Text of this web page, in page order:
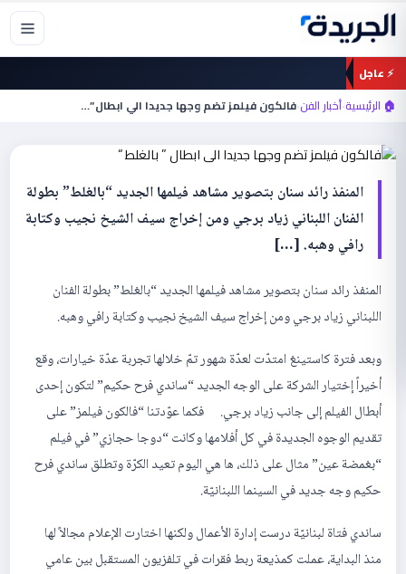
تخطي
المحتوى
⚡ عاجل
🏠 الرئيسية›أخبار الفن›فالكون فيلمز تضم وجها جديدا الي ابطال ”…
أخبار الفن
فالكون فيلمز تضم وجها جديدا الي ابطال ”
المنفذ رائد سنان بتصوير مشاهد فيلمها الجديد “بالغلط” بطولة
الفنان اللبناني زياد برجي ومن إخراج سيف الشيخ نجيب وكتابة
رافي وهبه. […]
المنفذ رائد سنان بتصوير مشاهد فيلمها الجديد “بالغلط” بطولة الفنان
اللبناني زياد برجي ومن إخراج سيف الشيخ نجيب وكتابة رافي وهبه.
وبعد فترة كاستينغ امتدّت لعدّة شهور تمّ خلالها تجربة عدّة خيارات، وقع
أخيراً إختيار الشركة على الوجه الجديد “ساندي فرح حكيم” لتكون إحدى
أبطال الفيلم إلى جانب زياد برجي. فكما عوّدتنا “فالكون فيلمز” على
تقديم الوجوه الجديدة في كل أفلامها وكانت “دوجا حجازي” في فيلم
“بغمضة عين” مثال على ذلك، ها هي اليوم تعيد الكرّة وتطلق ساندي فرح
حكيم وجه جديد في السينما اللبنانيّة.
ساندي فتاة لبنانيّة درست إدارة الأعمال ولكنها اختارت الإعلام مجالاً لها
منذ البداية، عملت كمذيعة ربط فقرات في تلفزيون المستقبل بين عامي